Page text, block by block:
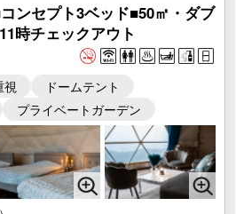
ンセプト3ベッド■50㎡・ダブ
時チェックアウト
視
ドームテント
プライベートガーデン